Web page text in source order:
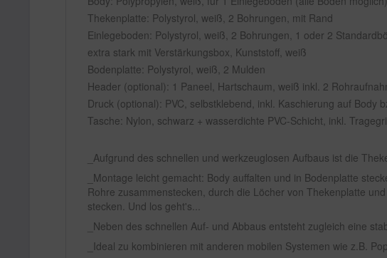
Thekenplatte: Polystyrol, weiß, 2 Bohrungen, mit Rand
Einlegeboden: Polystyrol, weiß, 2 Bohrungen, 1 oder 2
extra stark mit Verstärkungsbox, Kunststoff, weiß
Bodenplatte: Polystyrol, weiß, 2 Mulden
Header (optional): 1 Paneel, Hartschaum, weiß inkl. 2
Druck (optional): PVC, selbstklebend, inkl. Kaschierung auf Body
Tasche: Nylon, schwarz + wasserdichte PVC-Schicht, inkl.
Aufgrund des schnellen und werkzeuglosen Aufbaus ist die
Montage leicht gemacht: Body auffalten und in Bodenplatte
Rohre zusammenstecken, durch die Löcher von Thekenplatte
stecken. Und los geht's...
Neben des schnellen Auf- und Abbaus entsteht zugleich eine
Ideal zu kombinieren mit anderen mobilen Systemen wie z.B.